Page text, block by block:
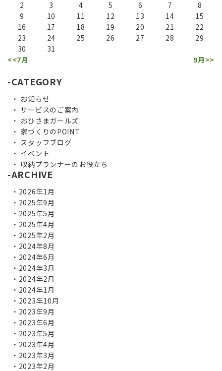
2 3 4 5 6 7
8
9
10 11 12 13 14
15
16
17 18 19 20 21
22
23
24 25 26 27 28
29
30
31
<<7月
9月>>
CATEGORY
お知らせ
サービスのご案内
おひさまガールズ
家づくりのPOINT
スタッフブログ
イベント
収納プランナーのお役立ち
ARCHIVE
2026年1月
2025年9月
2025年5月
2025年4月
2025年2月
2024年8月
2024年6月
2024年3月
2024年2月
2024年1月
2023年10月
2023年9月
2023年6月
2023年5月
2023年4月
2023年3月
2023年2月